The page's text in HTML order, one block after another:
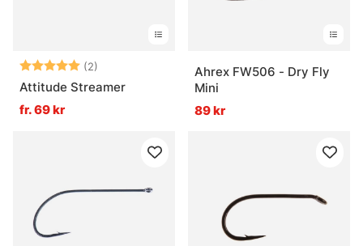
Betyg: (2)
5.0 utav 5 stjärnor
Attitude Streamer
fr. 69 kr
Ahrex FW506 - Dry Fly
Mini
89 kr